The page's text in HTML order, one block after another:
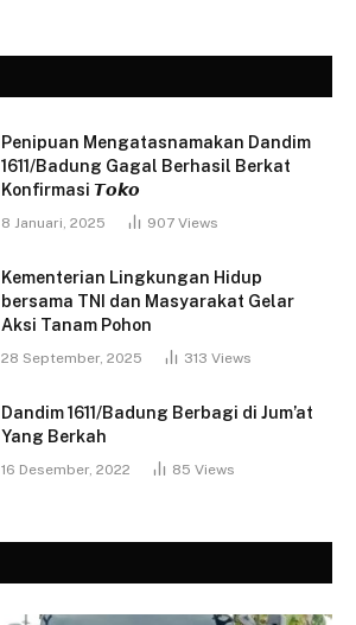
Penipuan Mengatasnamakan Dandim
1611/Badung Gagal Berhasil Berkat
Konfirmasi 𝙏𝙤𝙠𝙤
8 Januari, 2025 907 Views
Kementerian Lingkungan Hidup
bersama TNI dan Masyarakat Gelar
Aksi Tanam Pohon
28 September, 2025 313 Views
Dandim 1611/Badung Berbagi di Jum’at
Yang Berkah
16 Desember, 2022 85 Views